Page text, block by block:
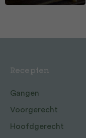
Recepten
Gangen
Voorgerecht
Hoofdgerecht